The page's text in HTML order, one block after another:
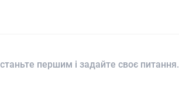
першим і задайте своє питання.